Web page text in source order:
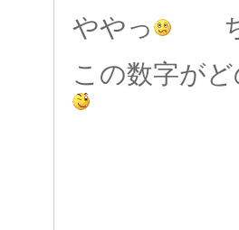
ややっ
ち
この数字が